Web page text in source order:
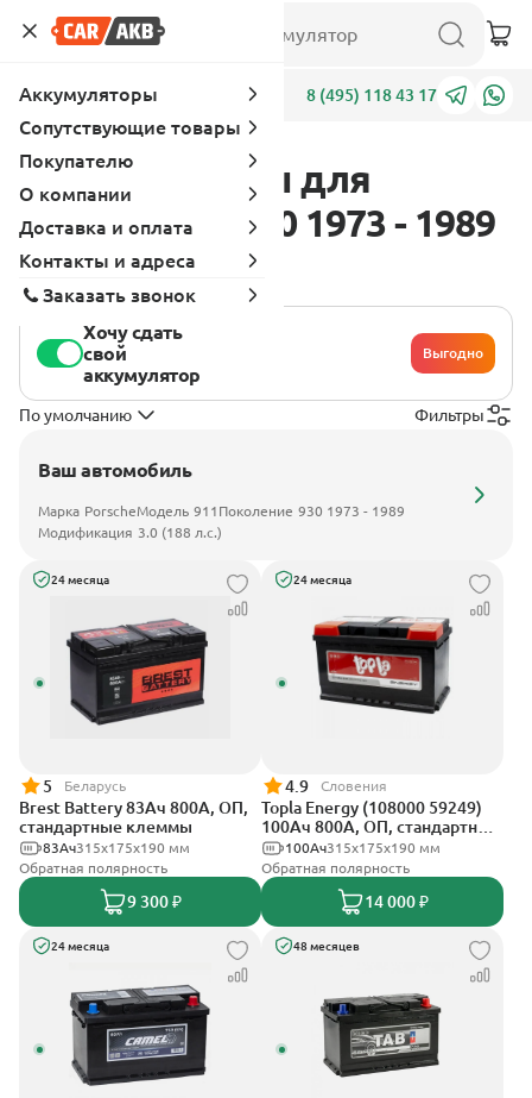
Адреса 8 (495) 118 43 17
Аккумуляторы для
Porsche 911 930 1973 - 1989
3.0 (188 л.с.)
Хочу сдать
свой
аккумулятор
Выгодно
По умолчанию Фильтры
Ваш автомобиль
Марка PorscheМодель 911 Поколение 930 1973 - 1989
Модификация 3.0 (188 л.с.)
24 месяца
5 Беларусь
Brest Battery 83Ач 800А, ОП,
стандартные клеммы
315x175x190 мм
83Ач
Обратная полярность
9 300 ₽
24 месяца
4.9 Словения
Topla Energy (108000 59249)
100Ач 800А, ОП, стандартные
клеммы315x175x190 мм
100Ач
Обратная полярность
14 000 ₽
24 месяца 48 месяцев
Аккумуляторы
Сопутствующие товары
Покупателю
О компании
Доставка и оплата
Контакты и адреса
Заказать звонок